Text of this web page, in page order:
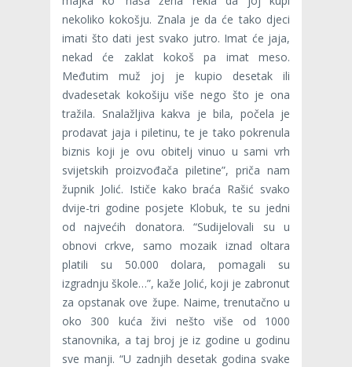
nekoliko kokošju. Znala je da će tako djeci
imati što dati jest svako jutro. Imat će jaja,
nekad će zaklat kokoš pa imat meso.
Međutim muž joj je kupio desetak ili
dvadesetak kokošiju više nego što je ona
tražila. Snalažljiva kakva je bila, počela je
prodavat jaja i piletinu, te je tako pokrenula
biznis koji je ovu obitelj vinuo u sami vrh
svijetskih proizvođača piletine”, priča nam
župnik Jolić. Ističe kako braća Rašić svako
dvije-tri godine posjete Klobuk, te su jedni
od najvećih donatora. “Sudijelovali su u
obnovi crkve, samo mozaik iznad oltara
platili su 50.000 dolara, pomagali su
izgradnju škole…”, kaže Jolić, koji je zabronut
za opstanak ove župe. Naime, trenutačno u
oko 300 kuća živi nešto više od 1000
stanovnika, a taj broj je iz godine u godinu
sve manji. “U zadnjih desetak godina svake